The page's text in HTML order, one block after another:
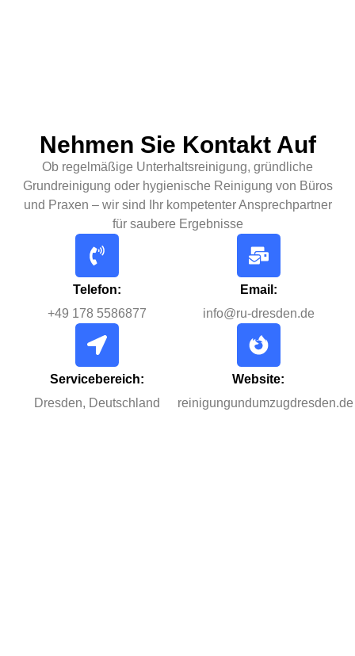
Nehmen Sie Kontakt Auf
Ob regelmäßige Unterhaltsreinigung, gründliche
Grundreinigung oder hygienische Reinigung von Büros
und Praxen – wir sind Ihr kompetenter Ansprechpartner
für saubere Ergebnisse
Telefon:
+49 178 5586877
Email:
info@ru-dresden.de
Servicebereich:
Dresden, Deutschland
Website:
reinigungundumzugdresden.de